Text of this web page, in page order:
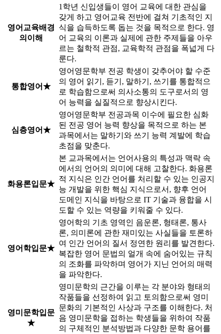
영어교육배경
의이해
1학년 신입생들이 영어 교육에 대한 관심을
갖게 하고 영어교육 전반에 걸쳐 기초적인 지
식을 습득하도록 돕는 것을 목적으로 한다. 영
어 교육의 이론과 실제에 관한 주제들을 아우
르는 철학적 관점, 교육학적 관점을 폭넓게 다
룬다.
통합영어★
영어영문학부 전공 학생이 갖추어야 할 수준
의 영어 읽기, 듣기, 말하기, 쓰기를 통합적으
로 학습함으로써 의사소통의 도구로서의 영
어 능력을 실질적으로 향상시킨다.
심층영어★
영어영문학부 전공과목 이수에 필요한 심화
된 전공 영어 능력 향상을 목적으로 하는 본
과목에서는 말하기와 쓰기 능력 계발에 학습
초점을 맞춘다.
화용론입문★
본 교과목에서는 언어사용의 특성과 맥락 속
에서의 언어의 의미에 대해 고찰한다. 화용론
적 지식은 인간 언어를 처리할 수 있는 인공지
능 개발을 위한 핵심 지식으로서, 향후 언어
도메인 지식을 바탕으로 IT 기술과 융합을 시
도할 수 있는 역량을 키워줄 수 있다.
영어학입문★
영어학의 기초 영역인 음운론, 형태론, 통사
론, 의미론에 관한 재미있는 사실들을 토론하
여 인간 언어의 질서 정연한 원리를 발견한다.
복잡한 영어 문법의 얼개 속에 숨어있는 규칙
의 조화를 파악하며 영어가 지닌 언어의 매력
을 파악한다.
영미문학입문
★
영미문학의 근간을 이루는 각 분야와 형태의
작품들을 선정하여 읽고 토의함으로써 영미
문화의 기본적인 사상과 구조를 이해한다. 처
음 영미문학을 접하는 학생들을 위하여 작품
의 구체적인 분석방법과 다양한 문학 용어를